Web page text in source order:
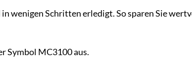
wenigen Schritten erledigt. So sparen Sie
Symbol MC3100 aus.